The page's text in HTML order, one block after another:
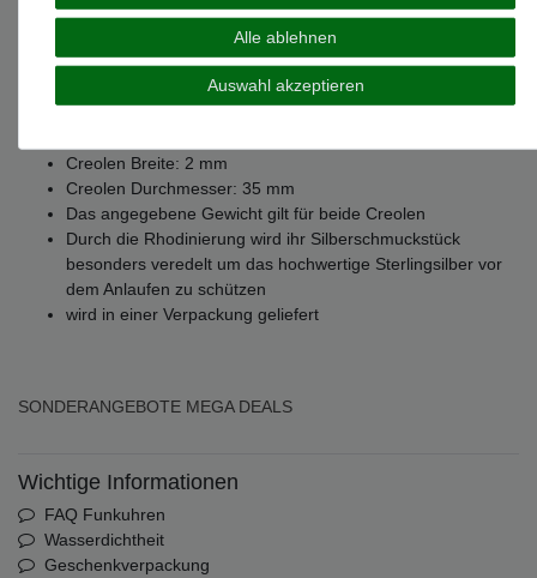
Marke: Miamar
Artikelnummer: SCR26
Material: Sterling-Silber 925
Oberfläche: mattiert & glänzend
Creolen Breite: 2 mm
Creolen Durchmesser: 35 mm
Das angegebene Gewicht gilt für beide Creolen
Durch die Rhodinierung wird ihr Silberschmuckstück
besonders veredelt um das hochwertige Sterlingsilber vor
dem Anlaufen zu schützen
wird in einer Verpackung geliefert
SONDERANGEBOTE MEGA DEALS
Wichtige Informationen
FAQ Funkuhren
Wasserdichtheit
Geschenkverpackung
Alle ablehnen
Auswahl akzeptieren